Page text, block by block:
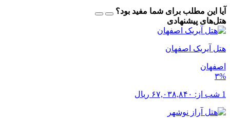
آیا این مطلب برای شما مفید بود؟
هتل‌های پیشنهادی
هتل آیریک اصفهان
اصفهان
۳%
1 شب از: ۶۷,۰۳۸,۸۴۰ ریال